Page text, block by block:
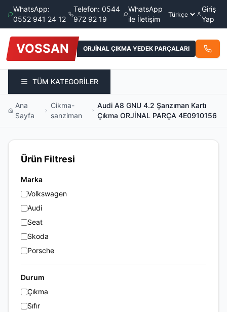
WhatsApp:
0552 941 24 12
Telefon: 0544
972 92 19
WhatsApp
ile İletişim
Giriş
Yap
VOSSAN ORJİNAL ÇIKMA YEDEK PARÇALARI
TÜM KATEGORİLER
Ana
Sayfa
Cikma-
sanziman
Audi A8 GNU 4.2 Şanzıman Kartı
Çıkma ORJİNAL PARÇA 4E0910156
Ürün Filtresi
Marka
Volkswagen
Audi
Seat
Skoda
Porsche
Durum
Çıkma
Sıfır